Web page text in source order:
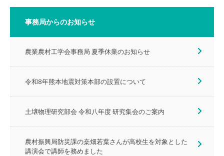
事務局からのお知らせ
農業農村工学会事務局 夏季休業のお知らせ
令和8年熊本地震対策本部の設置について
土壌物理研究部会 令和八年度 研究集会のご案内
農村振興局防災課の桒畑若葉さんが高校生を対象とした
講演会で講師を務めました